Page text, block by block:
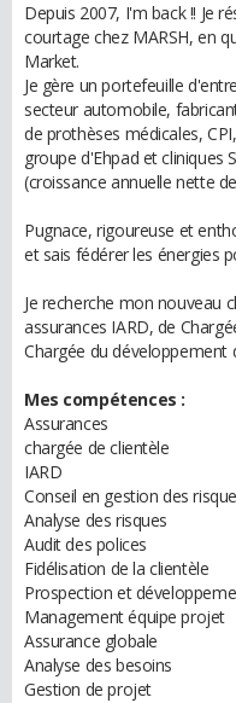
Depuis 2007, I'm back !! Je
courtage chez MARSH, en
Market.
Je gère un portefeuille
secteur automobile,
de prothèses médicales,
groupe d'Ehpad et cliniques
(croissance annuelle nette
Pugnace, rigoureuse et
et sais fédérer les énergies
Je recherche mon nouveau
assurances IARD, de
Chargée du développement
Mes compétences :
Assurances
chargée de clientèle
IARD
Conseil en gestion des
Analyse des risques
Audit des polices
Fidélisation de la clientèle
Prospection et
Management équipe projet
Assurance globale
Analyse des besoins
Gestion de projet